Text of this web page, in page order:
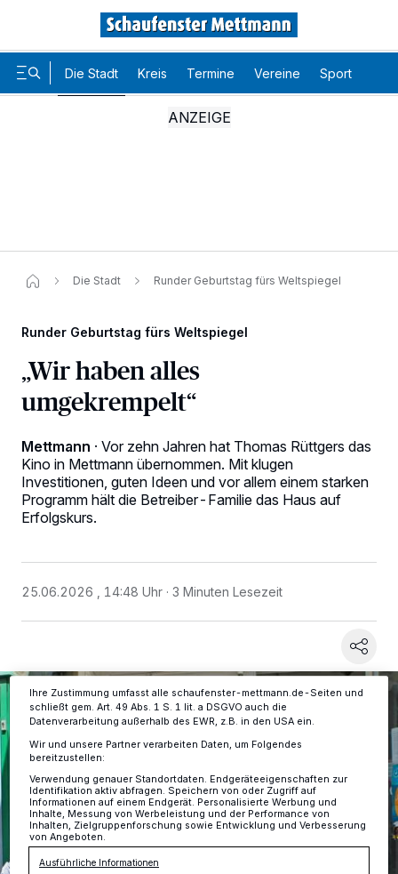
Die Stadt Kreis Termine Vereine Sport
Die Stadt Runder Geburtstag fürs Weltspiegel
Runder Geburtstag fürs Weltspiegel
„Wir haben alles
umgekrempelt“
Mettmann · Vor zehn Jahren hat Thomas Rüttgers das
Kino in Mettmann übernommen. Mit klugen
Investitionen, guten Ideen und vor allem einem starken
Programm hält die Betreiber-Familie das Haus auf
Erfolgskurs.
25.06.2026 , 14:48 Uhr 3 Minuten Lesezeit
Wir und unsere
personenbezogene Daten wie Browserdaten oder eindeutige
Zwecke. Wenn Tracker deaktiviert sind, sind manche Inhalte und
Anzeigen möglicherweise nicht mehr so relevant für Sie. Sie können
Einstellungen oder Ablehnen am unteren Rand der Webseite klicken.
Informationen finden Sie in unserer Datenschutzerklärung.
Ihre Zustimmung umfasst alle schaufenster-mettmann.de-Seiten und
schließt gem. Art. 49 Abs. 1 S. 1 lit. a DSGVO auch die
Datenverarbeitung außerhalb des EWR, z.B. in den USA ein.
Wir und unsere Partner verarbeiten Daten, um Folgendes
bereitzustellen:
Verwendung genauer Standortdaten. Endgeräteeigenschaften zur
Identifikation aktiv abfragen. Speichern von oder Zugriff auf
Informationen auf einem Endgerät. Personalisierte Werbung und
Inhalte, Messung von Werbeleistung und der Performance von
Inhalten, Zielgruppenforschung sowie Entwicklung und Verbesserung
von Angeboten.
Ausführliche Informationen